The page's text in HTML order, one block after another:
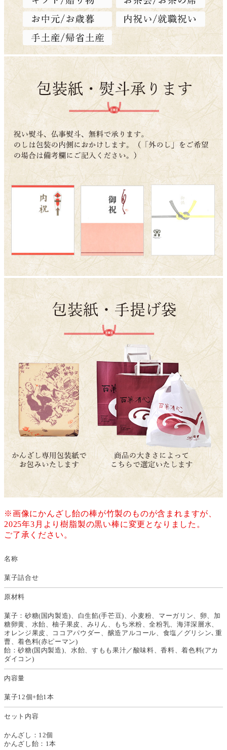
※画像にかんざし飴の棒が竹製のものが含まれますが、
2025年3月より樹脂製の黒い棒に変更となりました。
ご了承ください。
名称
菓子詰合せ
原材料
菓子：砂糖(国内製造)、白生餡(手芒豆)、小麦粉、マーガリン、卵、加
糖卵黄、水飴、柚子果皮、みりん、もち米粉、全粉乳、海洋深層水、
オレンジ果皮、ココアパウダー、醸造アルコール、食塩／グリシン､重
曹、着色料(赤ピーマン)
飴：砂糖(国内製造)、水飴、すもも果汁／酸味料、香料、着色料(アカ
ダイコン)
内容量
菓子12個+飴1本
セット内容
かんざし：12個
かんざし飴：1本